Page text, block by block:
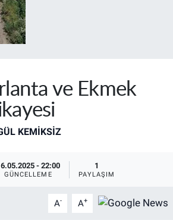
ve Ekmek
KEMİKSİZ
- 22:00
GÜNCELLEME
1
PAYLAŞIM
A- A+